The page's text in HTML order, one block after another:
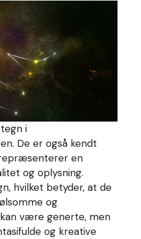
i
De er også kendt
repræsenterer en
og oplysning.
hvilket betyder, at de
og
være generte, men
og kreative